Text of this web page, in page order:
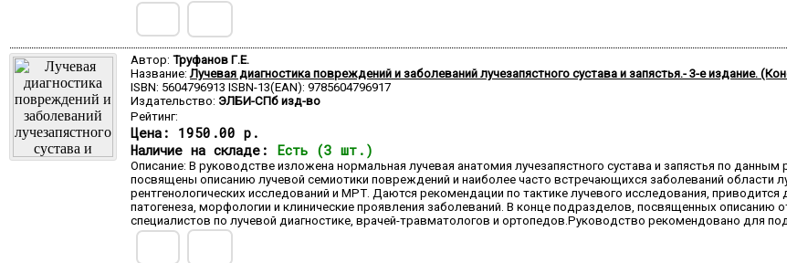
Автор: Труфанов Г.Е.
Название:Лучевая диагностика повреждений и заболеваний лучезапястного сустава и запястья.- 3-е издание.
ISBN: 5604796913 ISBN-13(EAN): 9785604796917
Издательство: ЭЛБИ-СПб изд-во
Рейтинг:
Цена: 1950.00 р.
Наличие на складе: Есть (3 шт.)
Описание: В руководстве изложена нормальная лучевая анатомия лучезапястного сустава и запястья по
посвящены описанию лучевой семиотики повреждений и наиболее часто встречающихся заболеваний области
рентгенологических исследований и МРТ. Даются рекомендации по тактике лучевого исследования,
патогенеза, морфологии и клинические проявления заболеваний. В конце подразделов, посвященных
специалистов по лучевой диагностике, врачей-травматологов и ортопедов.Руководство рекомендовано для